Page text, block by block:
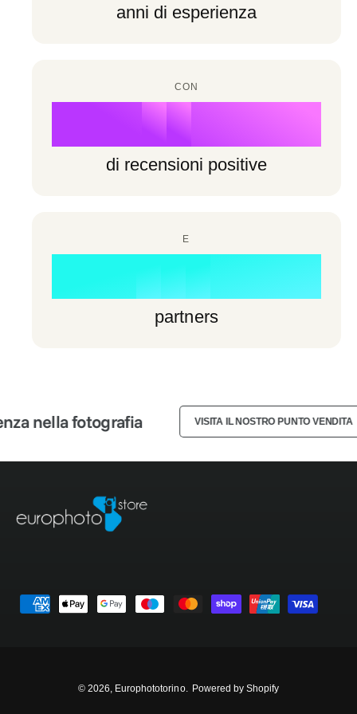
6
8
9
6
8
9
anni di esperienza
CON
7
9
3
4
5
6
8
9
%
di recensioni positive
E
1
2
4
5
6
8
0
1
3
4
7
9
0
1
3
4
7
9
+
partners
nella fotografia VISITA IL NOSTRO PUNTO VENDITA
© 2026, Europhototorino. Powered by Shopify